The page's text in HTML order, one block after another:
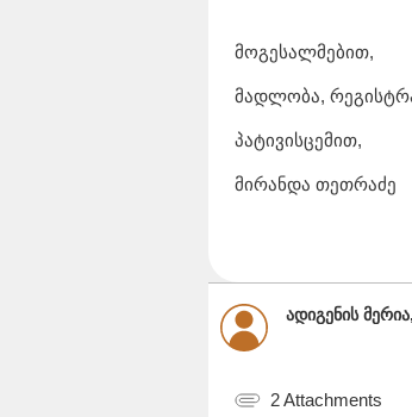
მოგესალმებით,
მადლობა,
პატივისცემით,
მირანდა თეთრაძე
ადიგენის
2 Attachments